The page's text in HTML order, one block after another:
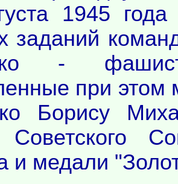
1945
заданий
-
при этом
Борису
Советского
и медали